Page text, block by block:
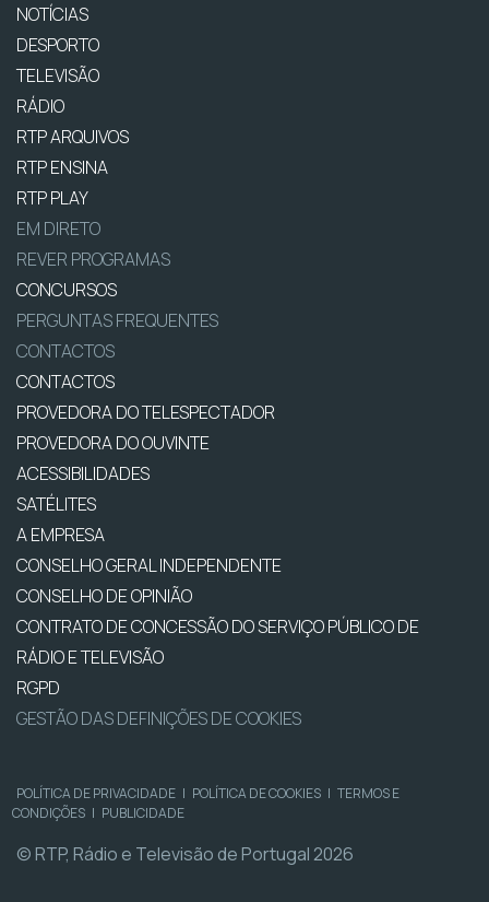
NOTÍCIAS
DESPORTO
TELEVISÃO
RÁDIO
RTP ARQUIVOS
RTP ENSINA
RTP PLAY
EM DIRETO
REVER PROGRAMAS
CONCURSOS
PERGUNTAS FREQUENTES
CONTACTOS
CONTACTOS
PROVEDORA DO TELESPECTADOR
PROVEDORA DO OUVINTE
ACESSIBILIDADES
SATÉLITES
A EMPRESA
CONSELHO GERAL INDEPENDENTE
CONSELHO DE OPINIÃO
CONTRATO DE CONCESSÃO DO SERVIÇO PÚBLICO DE
RÁDIO E TELEVISÃO
RGPD
GESTÃO DAS DEFINIÇÕES DE COOKIES
POLÍTICA DE PRIVACIDADE | POLÍTICA DE COOKIES | TERMOS E
CONDIÇÕES | PUBLICIDADE
© RTP, Rádio e Televisão de Portugal 2026